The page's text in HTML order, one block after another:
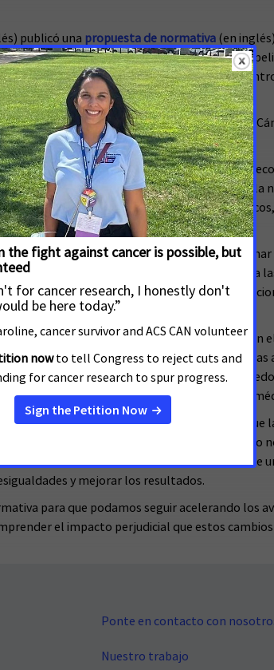
publicó una propuesta de normativa (en
daría lugar a la interferencia y pondría en
de Salud y los Centros para el
ejecutivo de la Sociedad Americana contra el
la propuesta de normativa:
esta normativa propuesta podría tener en el
de financiación. Los cambios incluidos en
basándose en criterios opacos y no
formales conlleva el riesgo de
lo que dificultaría enormemente a
clínicos y los descubrimientos
donde las políticas sean más estables.
debe concederse en función del mérito. Según
del cáncer, un logro que ha sido posible
cáncer. Invertir en investigaciones
posterior para prestar una atención
del cáncer, y nos preocupa además
El cáncer afecta a todo el mundo, pero
están bien establecidas, y solo mediante
y mejorar los resultados.
para que podamos seguir acelerando los
el impacto perjudicial que estos
Ponte en contacto con
Nuestro trabajo